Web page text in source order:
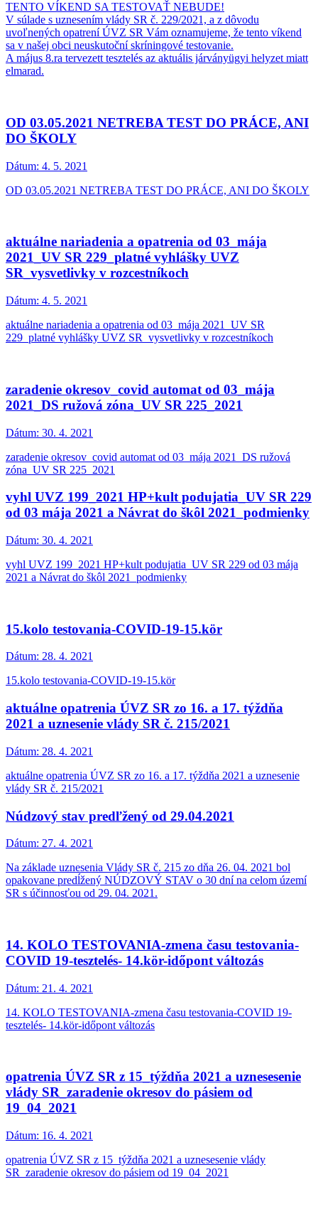
TENTO VÍKEND SA TESTOVAŤ NEBUDE!
V súlade s uznesením vlády SR č. 229/2021, a z dôvodu
uvoľnených opatrení ÚVZ SR Vám oznamujeme, že tento víkend
sa v našej obci neuskutoční skríningové testovanie.
A május 8.ra tervezett tesztelés az aktuális járványügyi helyzet miatt
elmarad.
OD 03.05.2021 NETREBA TEST DO PRÁCE, ANI
DO ŠKOLY
Dátum: 4. 5. 2021
OD 03.05.2021 NETREBA TEST DO PRÁCE, ANI DO ŠKOLY
aktuálne nariadenia a opatrenia od 03_mája
2021_UV SR 229_platné vyhlášky UVZ
SR_vysvetlivky v rozcestníkoch
Dátum: 4. 5. 2021
aktuálne nariadenia a opatrenia od 03_mája 2021_UV SR
229_platné vyhlášky UVZ SR_vysvetlivky v rozcestníkoch
zaradenie okresov_covid automat od 03_mája
2021_DS ružová zóna_UV SR 225_2021
Dátum: 30. 4. 2021
zaradenie okresov_covid automat od 03_mája 2021_DS ružová
zóna_UV SR 225_2021
vyhl UVZ 199_2021 HP+kult podujatia_UV SR 229
od 03 mája 2021 a Návrat do škôl 2021_podmienky
Dátum: 30. 4. 2021
vyhl UVZ 199_2021 HP+kult podujatia_UV SR 229 od 03 mája
2021 a Návrat do škôl 2021_podmienky
15.kolo testovania-COVID-19-15.kör
Dátum: 28. 4. 2021
15.kolo testovania-COVID-19-15.kör
aktuálne opatrenia ÚVZ SR zo 16. a 17. týždňa
2021 a uznesenie vlády SR č. 215/2021
Dátum: 28. 4. 2021
aktuálne opatrenia ÚVZ SR zo 16. a 17. týždňa 2021 a uznesenie
vlády SR č. 215/2021
Núdzový stav predľžený od 29.04.2021
Dátum: 27. 4. 2021
Na základe uznesenia Vlády SR č. 215 zo dňa 26. 04. 2021 bol
opakovane predĺžený NÚDZOVÝ STAV o 30 dní na celom území
SR s účinnosťou od 29. 04. 2021.
14. KOLO TESTOVANIA-zmena času testovania-
COVID 19-tesztelés- 14.kör-időpont változás
Dátum: 21. 4. 2021
14. KOLO TESTOVANIA-zmena času testovania-COVID 19-
tesztelés- 14.kör-időpont változás
opatrenia ÚVZ SR z 15_týždňa 2021 a uznesesenie
vlády SR_zaradenie okresov do pásiem od
19_04_2021
Dátum: 16. 4. 2021
opatrenia ÚVZ SR z 15_týždňa 2021 a uznesesenie vlády
SR_zaradenie okresov do pásiem od 19_04_2021